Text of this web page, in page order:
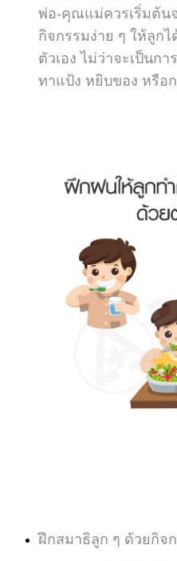
พ่อ-คุณแม่ควรเริ่มต้น
กิจกรรมง่าย ๆ ให้ลูก
ตัวเอง ไม่ว่าจะเป็นก
ทาแป้ง หยิบของ หรือ
ฝึกสมาธิลูก ๆ ด้วยกิจ